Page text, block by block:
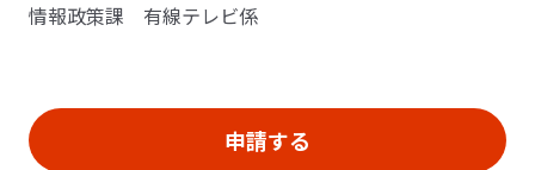
情報政策課 有線テレビ係